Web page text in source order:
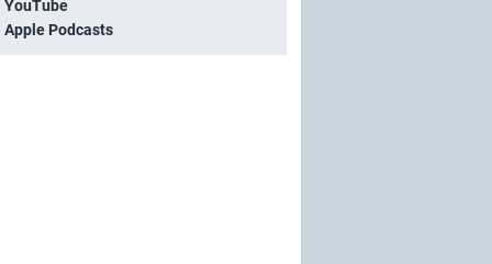
YouTube
Apple Podcasts